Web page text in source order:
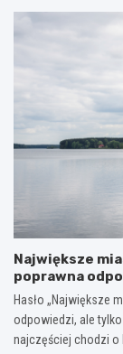
Największe
poprawna
Hasło „Największe
odpowiedzi, ale tylko
najczęściej chodzi o